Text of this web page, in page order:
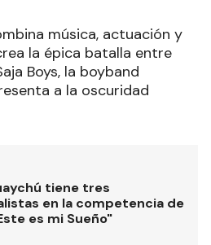
música, actuación y
la épica batalla entre
Boys, la boyband
a la oscuridad
tiene tres
en la competencia de
es mi Sueño"